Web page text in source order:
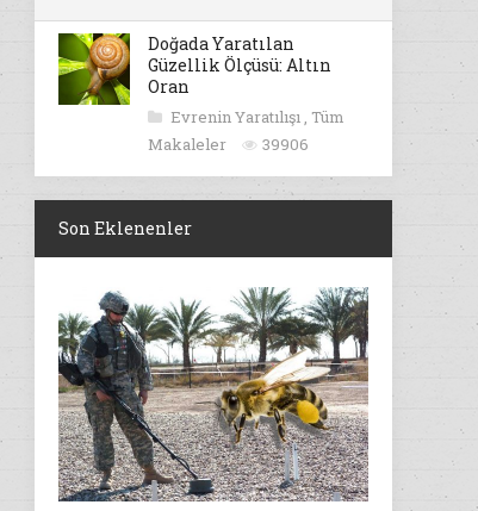
Doğada Yaratılan
Güzellik Ölçüsü: Altın
Oran
Evrenin Yaratılışı , Tüm
Makaleler
39906
Son Eklenenler